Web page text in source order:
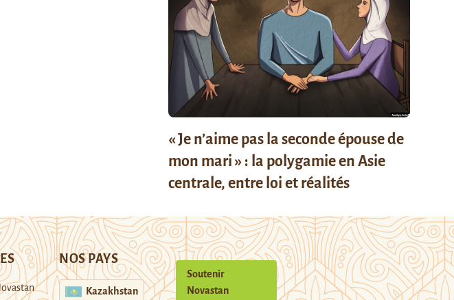
« Je n’aime pas la seconde épouse de
mon mari » : la polygamie en Asie
centrale, entre loi et réalités
NOS PAYS
Kazakhstan
Soutenir
Novastan